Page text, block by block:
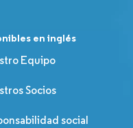
en inglés
Equipo
Socios
social